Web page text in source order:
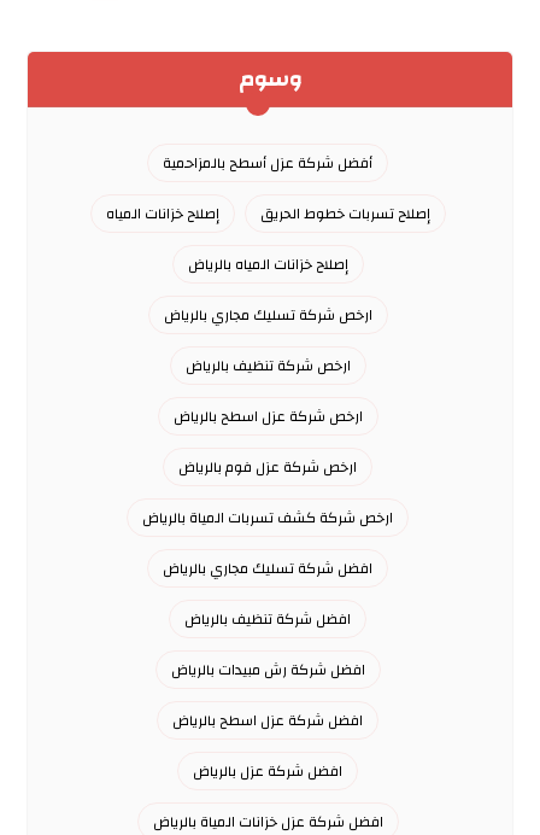
وسوم
أفضل شركة عزل أسطح بالمزاحمية
إصلاح تسربات خطوط الحريق
إصلاح خزانات المياه
إصلاح خزانات المياه بالرياض
ارخص شركة تسليك مجاري بالرياض
ارخص شركة تنظيف بالرياض
ارخص شركة عزل اسطح بالرياض
ارخص شركة عزل فوم بالرياض
ارخص شركة كشف تسربات المياة بالرياض
افضل شركة تسليك مجاري بالرياض
افضل شركة تنظيف بالرياض
افضل شركة رش مبيدات بالرياض
افضل شركة عزل اسطح بالرياض
افضل شركة عزل بالرياض
افضل شركة عزل خزانات المياة بالرياض